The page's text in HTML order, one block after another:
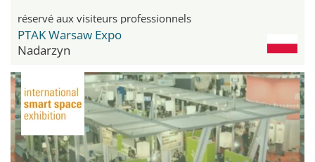
réservé aux visiteurs professionnels
PTAK Warsaw Expo
Nadarzyn